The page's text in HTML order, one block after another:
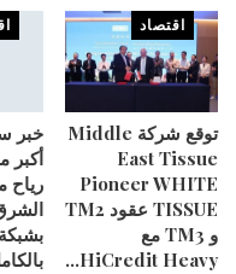
اقتصاد
توقع شركة Middle
East Tissue
Pioneer WHITE
TISSUE عقود TM2
و TM3 مع
HiCredit Heavy…
خبر
أكبر